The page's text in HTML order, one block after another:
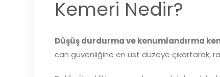
Kemeri Nedir?
Düşüş durdurma ve konumlandırma
can güvenliğine en üst düzeye çıkartarak,